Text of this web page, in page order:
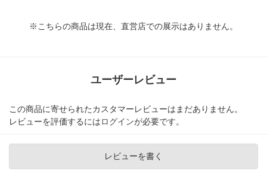
※こちらの商品は現在、直営店での展示はありません。
ユーザーレビュー
この商品に寄せられたカスタマーレビューはまだありません。
レビューを評価するにはログインが必要です。
レビューを書く